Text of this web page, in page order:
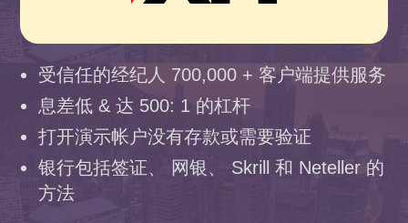
受信任的经纪人 700,000 + 客户端提供服务
息差低 & 达 500: 1 的杠杆
打开演示帐户没有存款或需要验证
银行包括签证、 网银、 Skrill 和 Neteller 的
方法